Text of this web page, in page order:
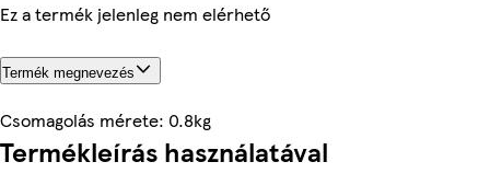
Ez a termék jelenleg nem elérhető
Termék megnevezés
Csomagolás mérete: 0.8kg
Termékleírás használatával